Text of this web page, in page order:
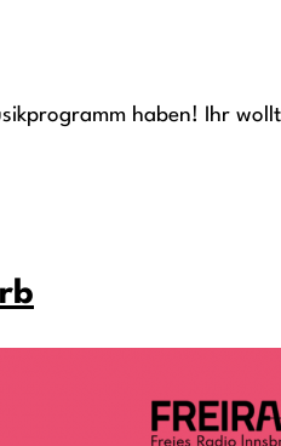
haben! Ihr